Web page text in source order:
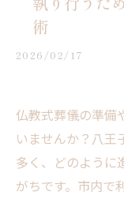
術
2026/02/17
仏教式葬儀の準備
いませんか？八王
多く、どのように
がちです。市内で